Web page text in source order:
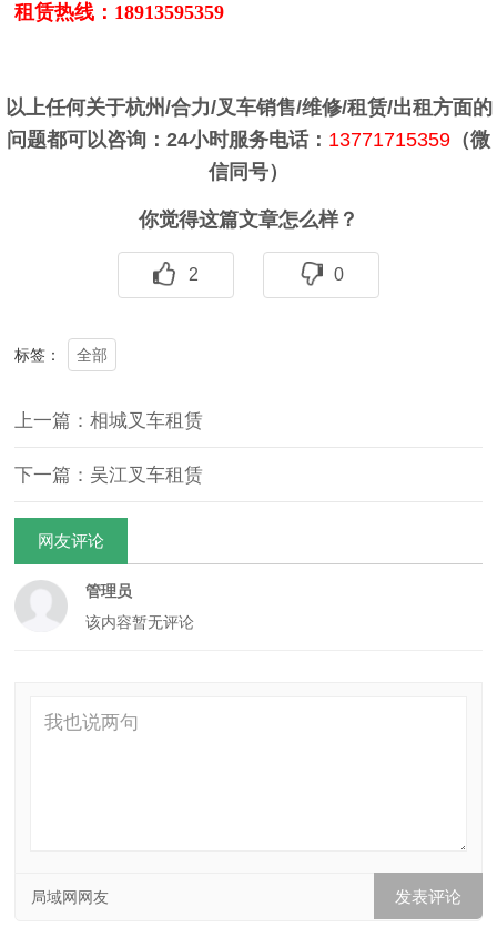
租赁热线：18913595359
以上任何关于杭州/合力/叉车销售/维修/租赁/出租方面的
问题都可以咨询：24小时服务电话： 13771715359 （微
信同号）
你觉得这篇文章怎么样？
2 0
标签： 全部
上一篇：相城叉车租赁
下一篇：吴江叉车租赁
网友评论
管理员
该内容暂无评论
局域网网友